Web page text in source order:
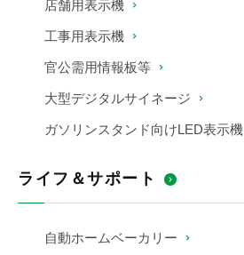
店舗用表示機
工事用表示機
官公需用情報板等
大型デジタルサイネージ
ガソリンスタンド向けLED表示機
ライフ＆サポート
自動ホームベーカリー